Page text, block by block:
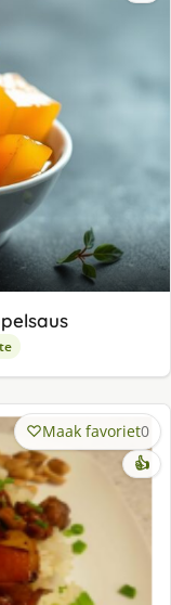
Maak favoriet0
👍